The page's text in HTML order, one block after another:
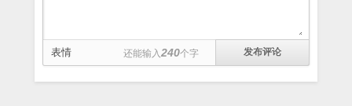
表情 还能输入240个字